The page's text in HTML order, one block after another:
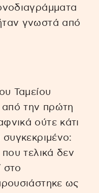
γνωστά από
Ταμείου
την πρώτη
ούτε κάτι
που τελικά δεν
στο
ως